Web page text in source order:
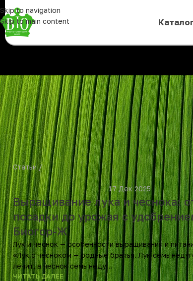
Skip to navigation
Skip to main content
Статьи
17
Выращивание лука и чеснока:
посадки до урожая с
Биогор-Ж
Лук и чеснок — особенности выращивания и
«Лук с чесноком — родные братья. Лук семь
лечит, а чеснок семь неду...
ЧИТАТЬ ДАЛЕЕ